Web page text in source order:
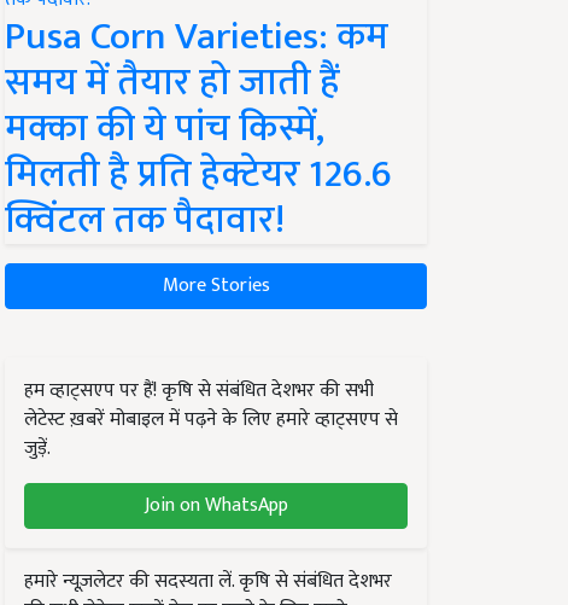
Pusa Corn Varieties: कम
समय में तैयार हो जाती हैं
मक्का की ये पांच किस्में,
मिलती है प्रति हेक्टेयर 126.6
क्विंटल तक पैदावार!
More Stories
हम व्हाट्सएप पर हैं! कृषि से संबंधित देशभर की सभी
लेटेस्ट ख़बरें मोबाइल में पढ़ने के लिए हमारे व्हाट्सएप से
जुड़ें.
Join on WhatsApp
हमारे न्यूज़लेटर की सदस्यता लें. कृषि से संबंधित देशभर